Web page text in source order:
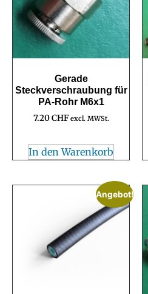
Gerade
Steckverschraubung für
PA-Rohr M6x1
7.20CHF excl. MWSt.
In den Warenkorb
Angebot!